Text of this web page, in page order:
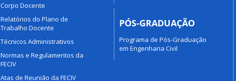
Corpo Docente
Relatórios do Plano de
Trabalho Docente
Técnicos Administrativos
Normas e Regulamentos da
FECIV
Atas de Reunião da FECIV
PÓS-GRADUAÇÃO
Programa de Pós-Graduação
em Engenharia Civil